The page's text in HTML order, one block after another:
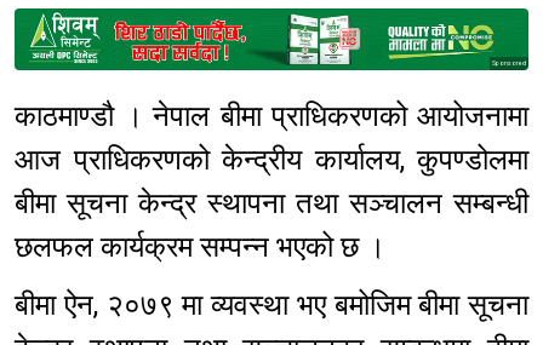
Sponsored
काठमाण्डौ । नेपाल बीमा प्राधिकरणको आयोजनामा
आज प्राधिकरणको केन्द्रीय कार्यालय, कुपण्डोलमा
बीमा सूचना केन्द्र स्थापना तथा सञ्चालन सम्बन्धी
छलफल कार्यक्रम सम्पन्न भएको छ ।
बीमा ऐन, २०७९ मा व्यवस्था भए बमोजिम बीमा सूचना